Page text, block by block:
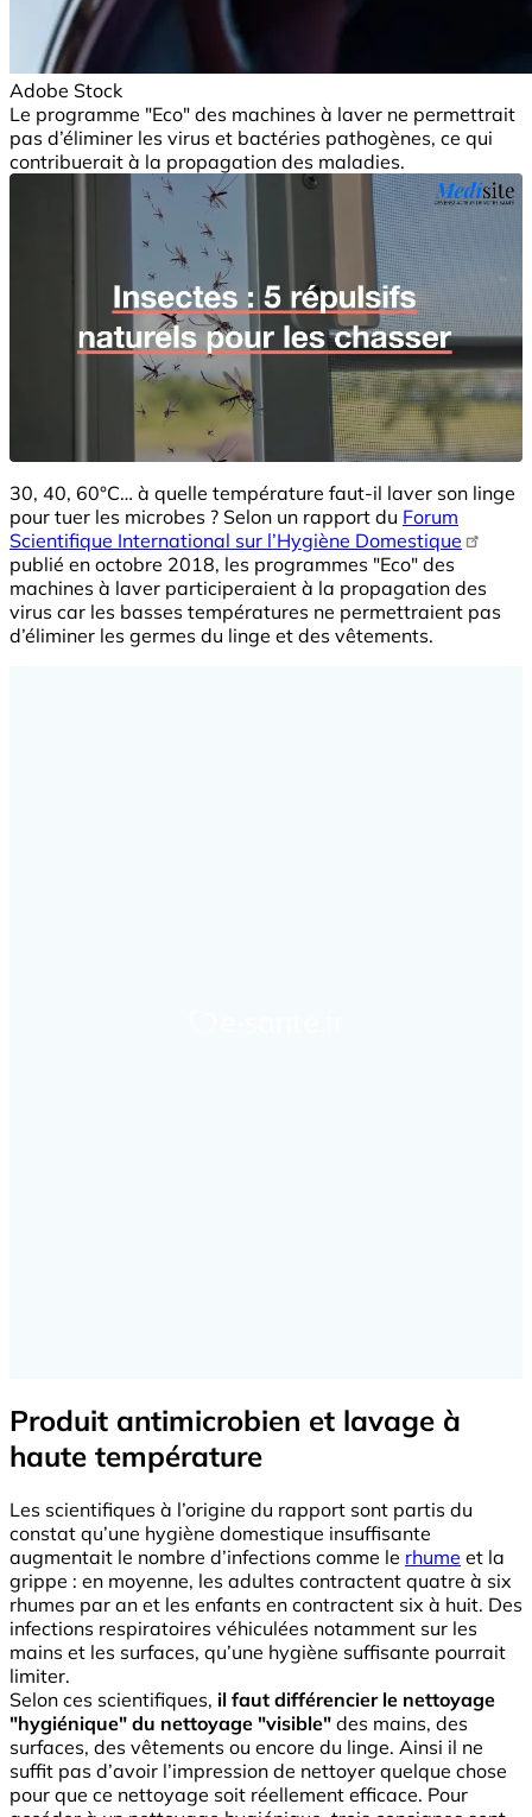
Adobe Stock
Le programme "Eco" des machines à laver ne permettrait
pas d’éliminer les virus et bactéries pathogènes, ce qui
contribuerait à la propagation des maladies.
30, 40, 60°C… à quelle température faut-il laver son linge
pour tuer les microbes ? Selon un rapport du Forum
Scientifique International sur l’Hygiène Domestique
publié en octobre 2018, les programmes "Eco" des
machines à laver participeraient à la propagation des
virus car les basses températures ne permettraient pas
d’éliminer les germes du linge et des vêtements.
Produit antimicrobien et lavage à
haute température
Les scientifiques à l’origine du rapport sont partis du
constat qu’une hygiène domestique insuffisante
augmentait le nombre d’infections comme le rhume et la
grippe : en moyenne, les adultes contractent quatre à six
rhumes par an et les enfants en contractent six à huit. Des
infections respiratoires véhiculées notamment sur les
mains et les surfaces, qu’une hygiène suffisante pourrait
limiter.
Selon ces scientifiques, il faut différencier le nettoyage
"hygiénique" du nettoyage "visible" des mains, des
surfaces, des vêtements ou encore du linge. Ainsi il ne
suffit pas d’avoir l’impression de nettoyer quelque chose
pour que ce nettoyage soit réellement efficace. Pour